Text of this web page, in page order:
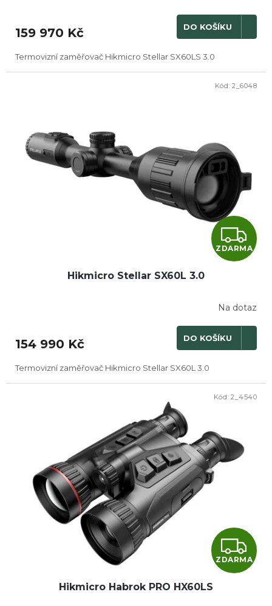
M
159 970 Kč DO KOŠÍKU
Termovizní zaměřovač Hikmicro Stellar SX60LS 3.0
Z
D
R
M
ZDARMA
Hikmicro Stellar SX60L 3.0
Na dotaz
154 990 Kč DO KOŠÍKU
Termovizní zaměřovač Hikmicro Stellar SX60L 3.0
Kód: 2_6048
Z
D
ZDARMA
Hikmicro Habrok PRO HX60LS
Kód: 2_4540